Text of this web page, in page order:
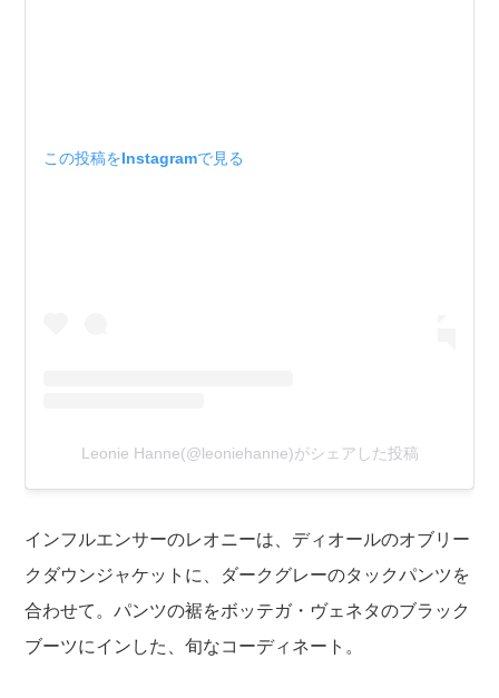
この投稿をInstagramで見る
Leonie Hanne(@leoniehanne)がシェアした投稿
インフルエンサーのレオニーは、ディオールのオブリー
クダウンジャケットに、ダークグレーのタックパンツを
合わせて。パンツの裾をボッテガ・ヴェネタのブラック
ブーツにインした、旬なコーディネート。